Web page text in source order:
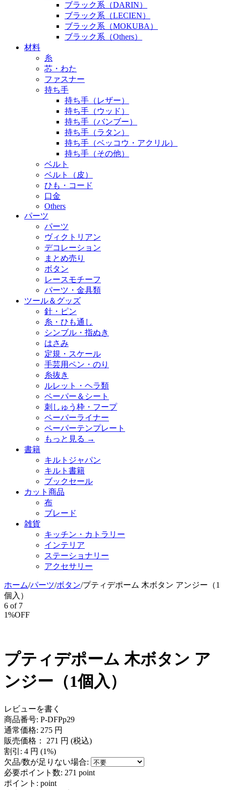
ブラック系（DARIN）
ブラック系（LECIEN）
ブラック系（MOKUBA）
ブラック系（Others）
材料
糸
芯・わた
ファスナー
持ち手
持ち手（レザー）
持ち手（ウッド）
持ち手（バンブー）
持ち手（ラタン）
持ち手（ベッコウ・アクリル）
持ち手（その他）
ベルト
ベルト（皮）
ひも・コード
口金
Others
パーツ
パーツ
ヴィクトリアン
デコレーション
まとめ売り
ボタン
レースモチーフ
パーツ・金具類
ツール＆グッズ
針・ピン
糸・ひも通し
シンブル・指ぬき
はさみ
定規・スケール
手芸用ペン・のり
糸抜き
ルレット・ヘラ類
ペーパー＆シート
刺しゅう枠・フープ
ペーパーライナー
ペーパーテンプレート
もっと見る →
書籍
キルトジャパン
キルト書籍
ブックセール
カット商品
布
ブレード
雑貨
キッチン・カトラリー
インテリア
ステーショナリー
アクセサリー
ホーム/パーツ/ボタン/プティデポーム 木ボタン アンジー（1
個入）
6 of 7
1%OFF
プティデポーム 木ボタン ア
ンジー（1個入）
レビューを書く
商品番号: P-DFPp29
通常価格: 275 円
販売価格： 271 円 (税込)
割引: 4 円 (1%)
欠品/数が足りない場合:
必要ポイント数: 271 point
ポイント: point